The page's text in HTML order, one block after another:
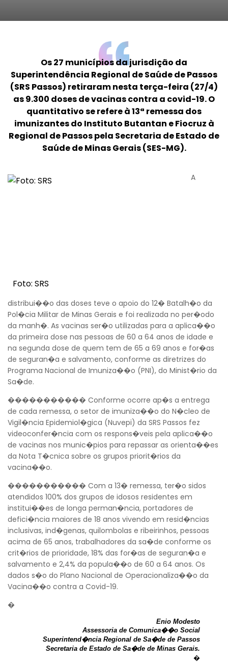
Voltar
Os 27 municípios da jurisdição da
Superintendência Regional de Saúde de Passos
(SRS Passos) retiraram nesta terça-feira (27/4)
as 9.300 doses de vacinas contra a covid-19. O
quantitativo se refere à 13ª remessa dos
imunizantes do Instituto Butantan e Fiocruz à
Regional de Passos pela Secretaria de Estado de
Saúde de Minas Gerais (SES-MG).
Foto: SRS
A
distribui��o das doses teve o apoio do 12� Batalh�o da
Pol�cia Militar de Minas Gerais e foi realizada no per�odo
da manh�. As vacinas ser�o utilizadas para a aplica��o
da primeira dose nas pessoas de 60 a 64 anos de idade e
na segunda dose de quem tem de 65 a 69 anos e for�as
de seguran�a e salvamento, conforme as diretrizes do
Programa Nacional de Imuniza��o (PNI), do Minist�rio da
Sa�de.
����������� Conforme ocorre ap�s a entrega
de cada remessa, o setor de imuniza��o do N�cleo de
Vigil�ncia Epidemiol�gica (Nuvepi) da SRS Passos fez
videoconfer�ncia com os respons�veis pela aplica��o
de vacinas nos munic�pios para repassar as orienta��es
da Nota T�cnica sobre os grupos priorit�rios da
vacina��o.
����������� Com a 13� remessa, ter�o sidos
atendidos 100% dos grupos de idosos residentes em
institui��es de longa perman�ncia, portadores de
defici�ncia maiores de 18 anos vivendo em resid�ncias
inclusivas, ind�genas, quilombolas e ribeirinhos, pessoas
acima de 65 anos, trabalhadores da sa�de conforme os
crit�rios de prioridade, 18% das for�as de seguran�a e
salvamento e 2,4% da popula��o de 60 a 64 anos. Os
dados s�o do Plano Nacional de Operacionaliza��o da
Vacina��o contra a Covid-19.
�
Enio Modesto
Assessoria de Comunica��o Social
Superintend�ncia Regional de Sa�de de Passos
Secretaria de Estado de Sa�de de Minas Gerais.
�